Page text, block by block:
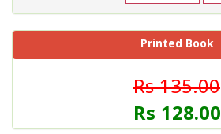
Printed Book
Rs 135.00
Rs 128.00